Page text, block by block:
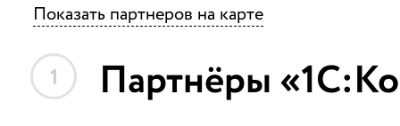
Показать партнеров на карте
1 Партнёры